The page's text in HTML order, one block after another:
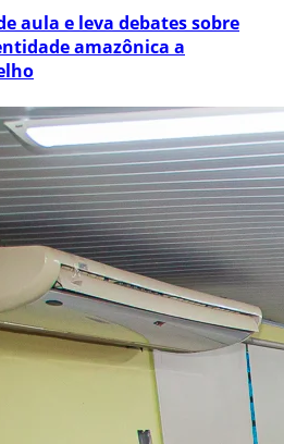
aula e leva debates sobre
amazônica a